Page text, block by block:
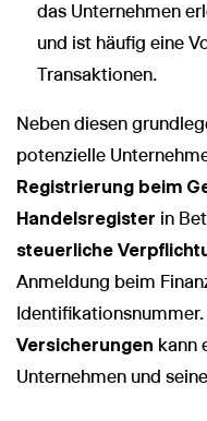
das Unternehmen
und ist häufig eine
Transaktionen.
Neben diesen
potenzielle
Registrierung beim
Handelsregister in
steuerliche
Anmeldung beim
Identifikationsnummer.
Versicherungen kann
Unternehmen und